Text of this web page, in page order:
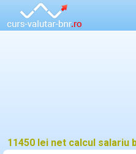
11450 lei net calcul salariu